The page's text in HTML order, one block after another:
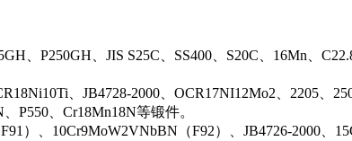
、P250GH、JIS S25C、SS400、S20C、16Mn、
、JB4728-2000、OCR17NI12Mo2、2205、
P550、Cr18Mn18N等锻件。
）、10Cr9MoW2VNbBN（F92）、JB4726-2000、